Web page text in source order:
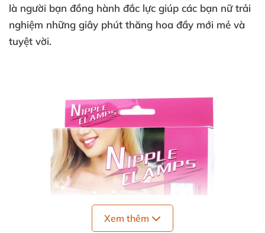
là người bạn đồng hành đắc lực giúp các bạn nữ trải
nghiệm những giây phút thăng hoa đầy mới mẻ và
tuyệt vời.
Xem thêm